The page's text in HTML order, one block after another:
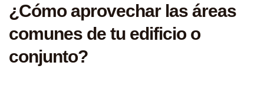
¿Cómo aprovechar las áreas
comunes de tu edificio o
conjunto?